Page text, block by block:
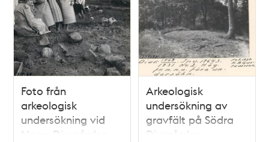
Foto från
arkeologisk
undersökning vid
Norra Djurgården.
Arkeologisk
undersökning av
gravfält på Södra
Djurgården